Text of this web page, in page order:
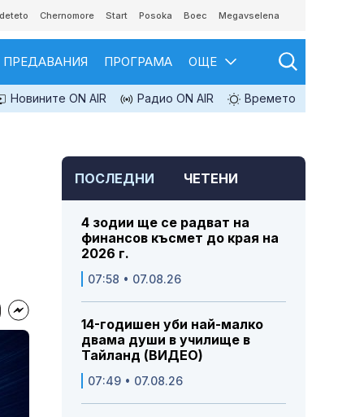
Chernomore Start Posoka Boec Megavselena
ПРЕДАВАНИЯ ПРОГРАМА ОЩЕ
Новините ON AIR Радио ON AIR Времето
ПОСЛЕДНИ ЧЕТЕНИ
4 зодии ще се радват на
финансов късмет до края на
2026 г.
07:58 • 07.08.26
14-годишен уби най-малко
двама души в училище в
Тайланд (ВИДЕО)
07:49 • 07.08.26